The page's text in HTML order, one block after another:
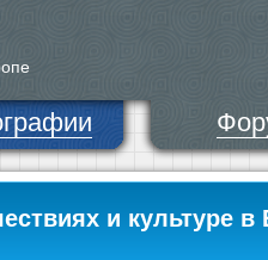
и культуре в